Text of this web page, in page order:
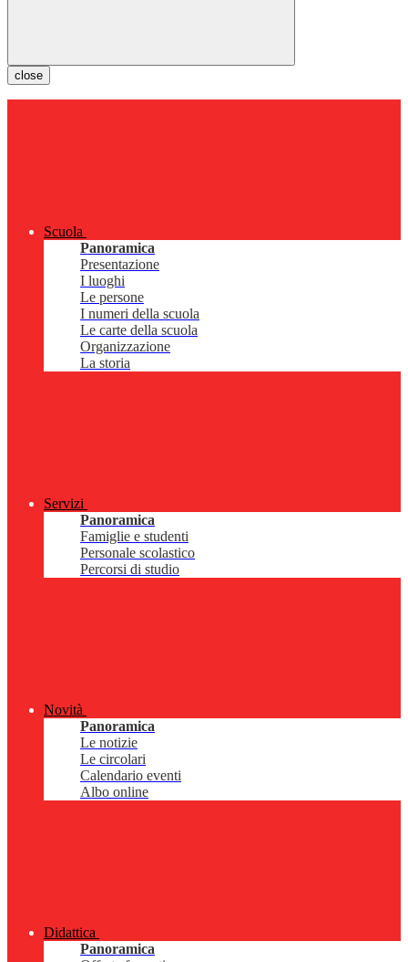
close
Scuola
Panoramica
Presentazione
I luoghi
Le persone
I numeri della scuola
Le carte della scuola
Organizzazione
La storia
Servizi
Panoramica
Famiglie e studenti
Personale scolastico
Percorsi di studio
Novità
Panoramica
Le notizie
Le circolari
Calendario eventi
Albo online
Didattica
Panoramica